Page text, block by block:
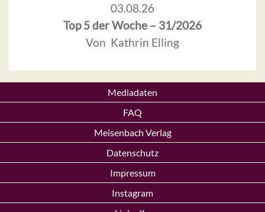
03.08.26
Top 5 der Woche – 31/2026
Von Kathrin Elling
Mediadaten
FAQ
Meisenbach Verlag
Datenschutz
Impressum
Instagram